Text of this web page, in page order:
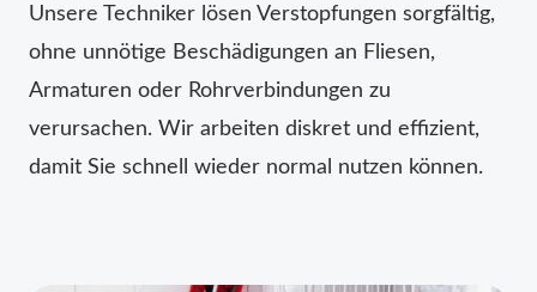
Unsere Techniker lösen Verstopfungen sorgfältig,
ohne unnötige Beschädigungen an Fliesen,
Armaturen oder Rohrverbindungen zu
verursachen. Wir arbeiten diskret und effizient,
damit Sie schnell wieder normal nutzen können.